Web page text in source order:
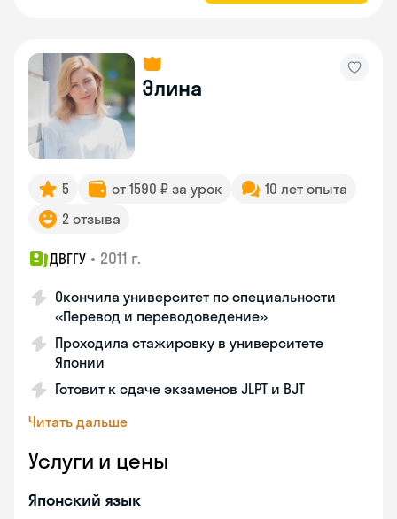
Элина
5 от 1590 ₽ за урок
10 лет опыта
2 отзыва
ДВГГУ • 2011 г.
Окончила университет по специальности
«Перевод и переводоведение»
Проходила стажировку в университете
Японии
Готовит к сдаче экзаменов JLPT и BJT
Читать дальше
Услуги и цены
Японский язык